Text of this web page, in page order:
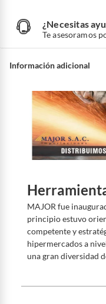
¿Necesitas
Te asesoramos
Información adicional
MAJOR fue
principio estuvo
competente y
hipermercados a
una gran diversidad